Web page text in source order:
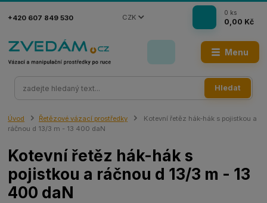
Menu
CZK
Hledat
+420 607 849 530
0 ks
0,00 Kč
Úvod Řetězové vázací prostředky
Kotevní řetěz hák-hák s pojistkou a
ráčnou d 13/3 m - 13 400 daN
Kotevní řetěz hák-hák s
pojistkou a ráčnou d 13/3 m - 13
400 daN